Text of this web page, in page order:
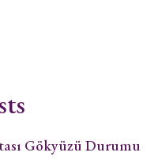
Gökyüzü Durumu